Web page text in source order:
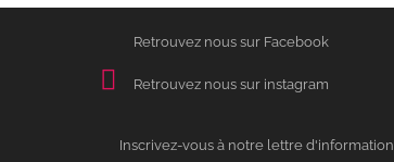
Retrouvez nous sur Facebook
Retrouvez nous sur instagram
Inscrivez-vous à notre lettre d'information